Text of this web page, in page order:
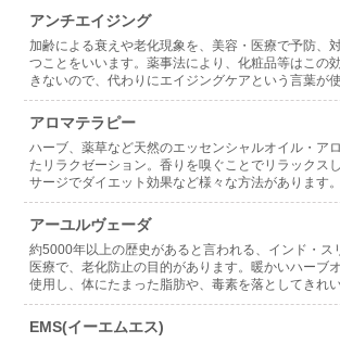
アンチエイジング
加齢による衰えや老化現象を、美容・医療で予防、
つことをいいます。薬事法により、化粧品等はこの
きないので、代わりにエイジングケアという言葉が
アロマテラピー
ハーブ、薬草など天然のエッセンシャルオイル・ア
たリラクゼーション。香りを嗅ぐことでリラックス
サージでダイエット効果など様々な方法があります。
アーユルヴェーダ
約5000年以上の歴史があると言われる、インド・ス
医療で、老化防止の目的があります。暖かいハーブ
使用し、体にたまった脂肪や、毒素を落としてきれい
EMS(イーエムエス)